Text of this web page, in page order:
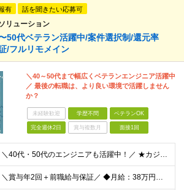
有 話を聞きたい応募可
リューション
50代ベテラン活躍中/案件選択制/還元率
/フルリモメイン
＼40～50代まで幅広くベテランエンジニア活躍中
／ 最後の転職は、より良い環境で活躍しません
か？
未経験歓迎 学歴不問 ベテランOK
完全週休2日 賞与複数月 面接1回
＼40代・50代のエンジニアも活躍中！／ ★カジュアル面接実施中！ゆる～いフランクな雰囲気です◎ ┗普段着でOK！志望動機も必要ありません。 「自分が何をしたいか」それだけお聞かせください！ ◆学
＼賞与年2回＋前職給与保証／ ◆月給：38万円～100万円＋賞与年2回あり ※経験・能力を考慮して決定します。 ※月給にはみなし残業代（月30時間分・70,300円～／超過分別途支給） を含みます。